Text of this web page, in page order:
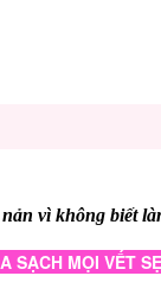
vì không biết
SẠCH MỌI VẾT